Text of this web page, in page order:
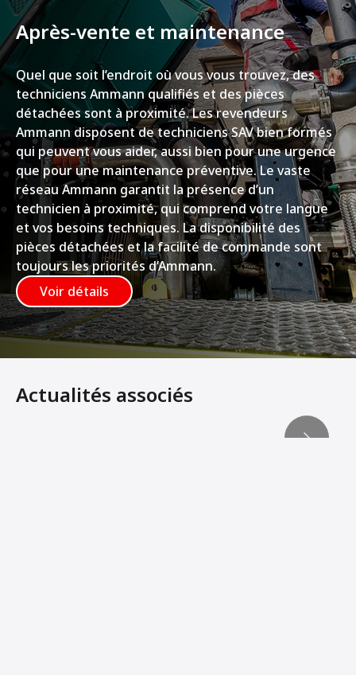
Après-vente et maintenance
Quel que soit l’endroit où vous vous trouvez, des
techniciens Ammann qualifiés et des pièces
détachées sont à proximité. Les revendeurs
Ammann disposent de techniciens SAV bien formés
qui peuvent vous aider, aussi bien pour une urgence
que pour une maintenance préventive. Le vaste
réseau Ammann garantit la présence d’un
technicien à proximité, qui comprend votre langue
et vos besoins techniques. La disponibilité des
pièces détachées et la facilité de commande sont
toujours les priorités d’Ammann.
Voir détails
Actualités associés